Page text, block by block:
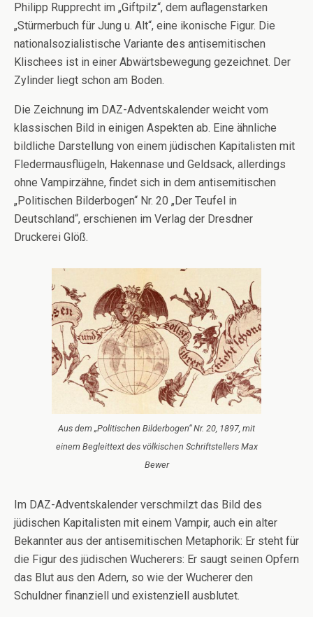
Philipp Rupprecht im „Giftpilz“, dem auflagenstarken
„Stürmerbuch für Jung u. Alt“, eine ikonische Figur. Die
nationalsozialistische Variante des antisemitischen
Klischees ist in einer Abwärtsbewegung gezeichnet. Der
Zylinder liegt schon am Boden.
Die Zeichnung im DAZ-Adventskalender weicht vom
klassischen Bild in einigen Aspekten ab. Eine ähnliche
bildliche Darstellung von einem jüdischen Kapitalisten mit
Fledermausflügeln, Hakennase und Geldsack, allerdings
ohne Vampirzähne, findet sich in dem antisemitischen
„Politischen Bilderbogen“ Nr. 20 „Der Teufel in
Deutschland“, erschienen im Verlag der Dresdner
Druckerei Glöß.
Aus dem „Politischen Bilderbogen“ Nr. 20, 1897, mit
einem Begleittext des völkischen Schriftstellers Max
Bewer
Im DAZ-Adventskalender verschmilzt das Bild des
jüdischen Kapitalisten mit einem Vampir, auch ein alter
Bekannter aus der antisemitischen Metaphorik: Er steht für
die Figur des jüdischen Wucherers: Er saugt seinen Opfern
das Blut aus den Adern, so wie der Wucherer den
Schuldner finanziell und existenziell ausblutet.